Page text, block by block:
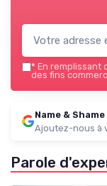
* En remplissant
des fins
Name & Shame
Ajoutez-nous à
Parole